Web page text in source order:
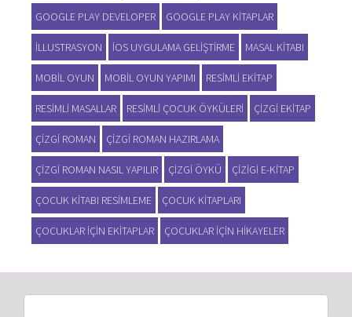
GOOGLE PLAY DEVELOPER GOOGLE PLAY KITAPLAR
ILLUSTRASYON IOS UYGULAMA GELIŞTIRME MASAL KITABI
MOBIL OYUN MOBIL OYUN YAPIMI RESIMLI EKITAP
RESIMLI MASALLAR RESIMLI ÇOCUK ÖYKÜLERI ÇIZGI EKITAP
ÇIZGI ROMAN ÇIZGI ROMAN HAZIRLAMA
ÇIZGI ROMAN NASIL YAPILIR ÇIZGI ÖYKÜ ÇIZIGI E-KITAP
ÇOCUK KITABI RESIMLEME ÇOCUK KITAPLARI
ÇOCUKLAR IÇIN EKITAPLAR ÇOCUKLAR IÇIN HIKAYELER